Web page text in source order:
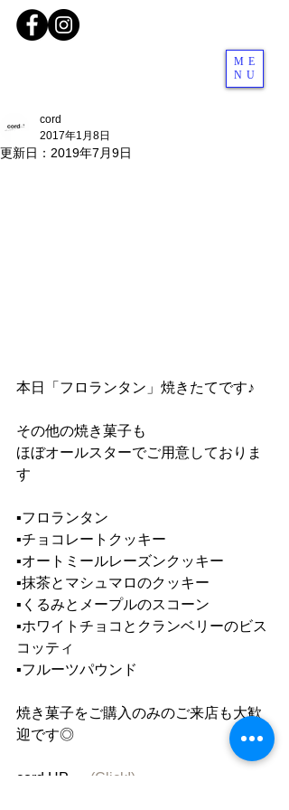
ME
NU
cord
2017年1月8日
更新日： 2019年7月9日
本日「フロランタン」焼きたてです♪
その他の焼き菓子も
ほぼオールスターでご用意しておりま
す
▪️フロランタン
▪️チョコレートクッキー
▪️オートミールレーズンクッキー
▪️抹茶とマシュマロのクッキー
▪️くるみとメープルのスコーン
▪️ホワイトチョコとクランベリーのビス
コッティ
▪️フルーツパウンド
焼き菓子をご購入のみのご来店も大歓
迎です◎
cord HP (Click!)